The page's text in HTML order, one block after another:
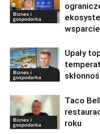
Biznes i
gospodarka
Biznes i
gospodarka
Upały
Biznes i
gospodarka
Taco
roku